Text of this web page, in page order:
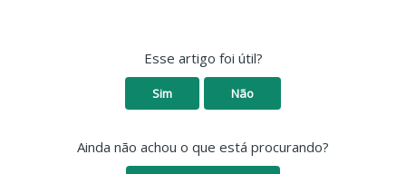
Esse artigo foi útil?
Sim Não
Ainda não achou o que está procurando?